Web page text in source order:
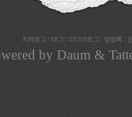
지역로그: 태그: 미디어로그: 방명록:
by Daum &